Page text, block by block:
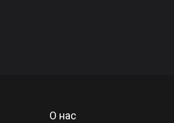
О нас